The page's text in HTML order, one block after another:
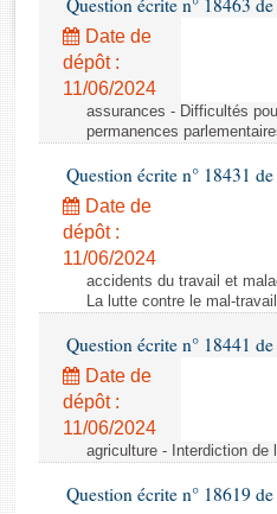
Rapports d'enquête
Rapports législatifs
Rapports sur l'application des
Baromètre de l’application des
Budget et sécurité sociale
Questions écrites et orales
Comptes rendus des débats
Question écrite n° 18463
Date de
dépôt :
11/06/2024
assurances - Difficultés
permanences
Question écrite n° 18431
Date de
dépôt :
11/06/2024
accidents du travail et
La lutte contre le mal-
Question écrite n° 18441
Date de
dépôt :
11/06/2024
agriculture - Interdiction de
Question écrite n° 18619